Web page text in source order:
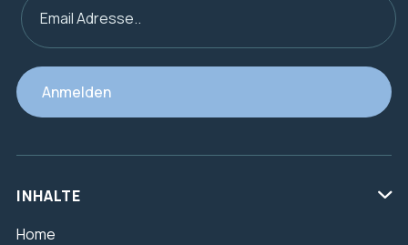
INHALTE 
Home